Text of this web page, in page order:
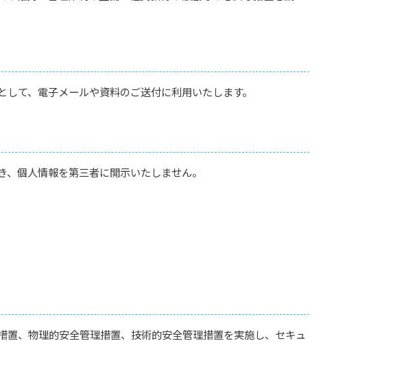
て、電子メールや資料のご送付に利用いたします。
個人情報を第三者に開示いたしません。
、物理的安全管理措置、技術的安全管理措置を実施し、セキュ